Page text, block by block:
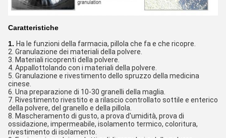
Caratteristiche
1. Ha le funzioni della farmacia, pillola che fa e che ricopre.
2. Granulazione dei materiali della polvere.
3. Materiali ricoprenti della polvere.
4. Appallottolando con i materiali della polvere.
5. Granulazione e rivestimento dello spruzzo della medicina
cinese.
6. Una preparazione di 10-30 granelli della maglia.
7. Rivestimento rivestito e a rilascio controllato sottile e enterico
della polvere, del granello e della pillola.
8. Mascheramento di gusto, a prova d'umidità, prova di
ossidazione, impermeabile, isolamento termico, coloritura,
rivestimento di isolamento.